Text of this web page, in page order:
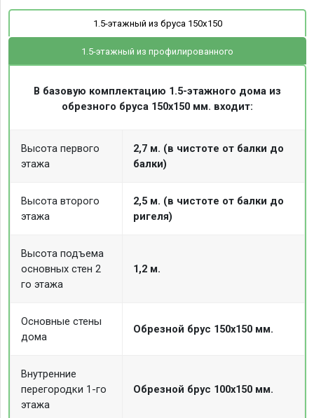
1.5-этажный из бруса 150х150
1.5-этажный из профилированного
В базовую комплектацию 1.5-этажного дома из
обрезного бруса 150х150 мм. входит:
Высота первого
этажа
2,7 м. (в чистоте от балки до
балки)
Высота второго
этажа
2,5 м. (в чистоте от балки до
ригеля)
Высота подъема
основных стен 2
го этажа
1,2 м.
Основные стены
дома
Обрезной брус 150х150 мм.
Внутренние
перегородки 1-го
этажа
Обрезной брус 100х150 мм.